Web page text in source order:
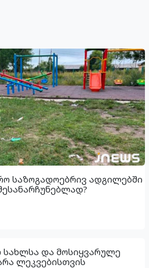
საზოგადოებრივ ადგილებში
და მოსიყვარულე
ლეკვებისთვის